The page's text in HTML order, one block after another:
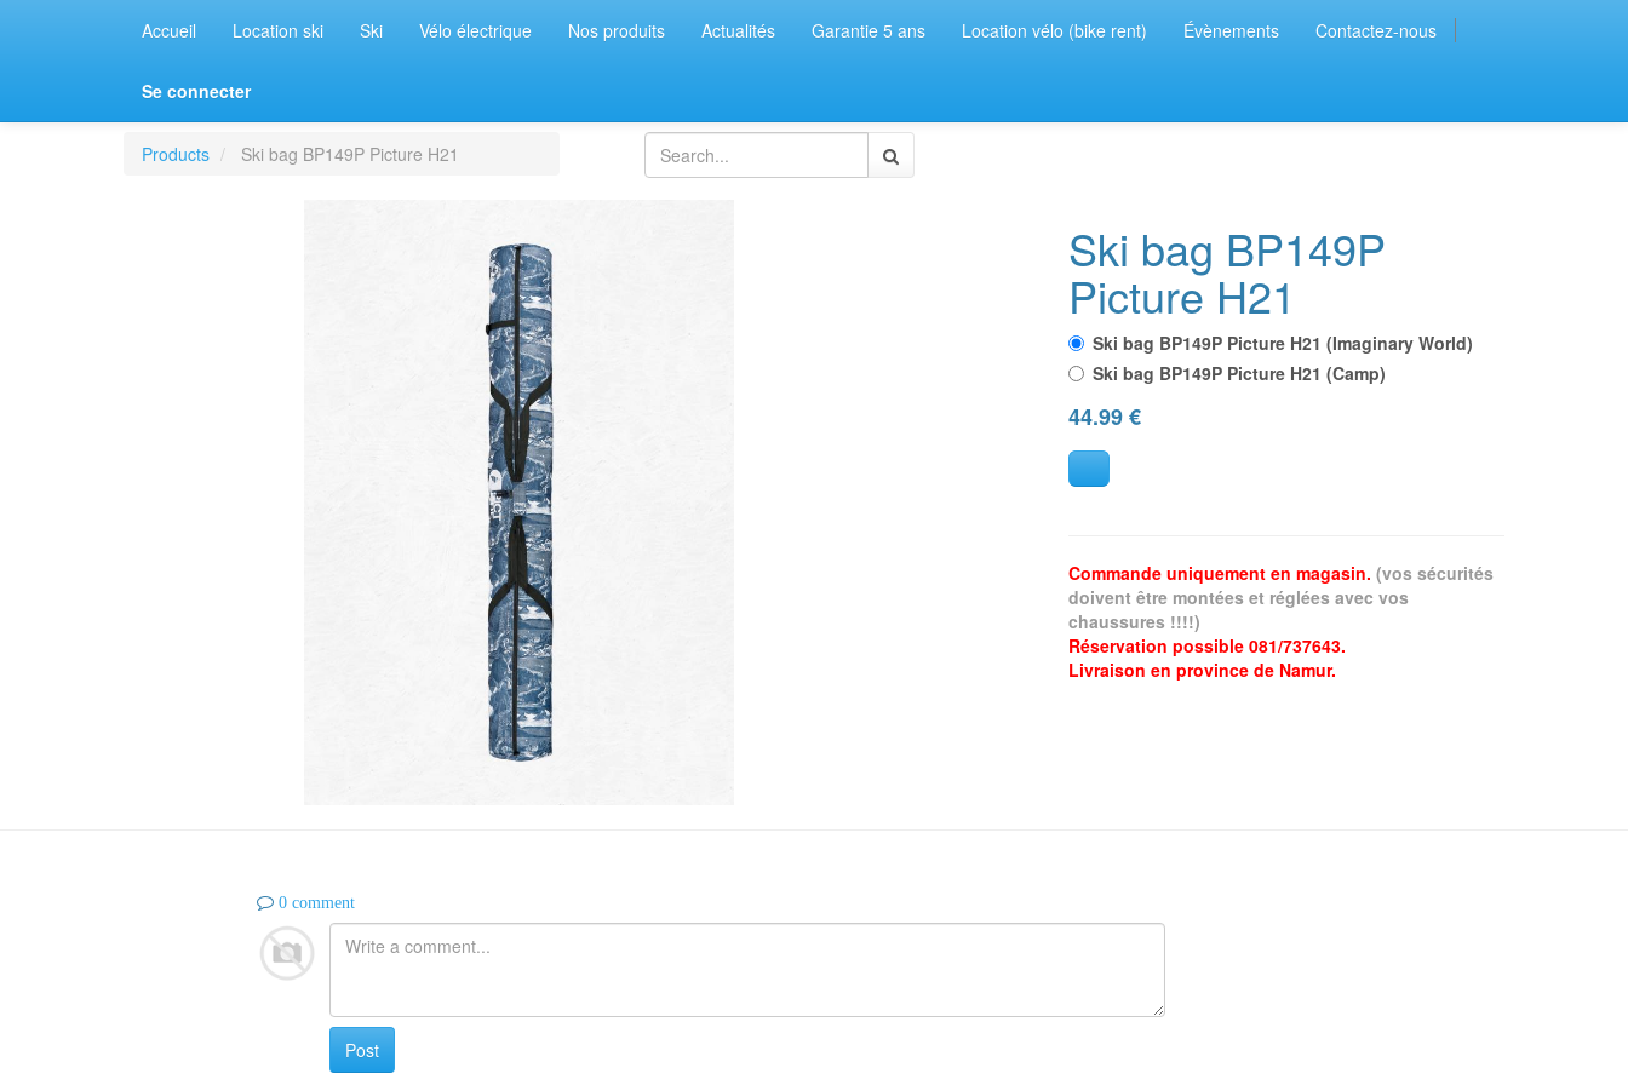
Accueil Location ski Ski Vélo électrique Nos produits Actualités Garantie 5 ans Location vélo (bike rent) Évènements Contactez-nous
Se connecter
Products Ski bag BP149P Picture H21
Ski bag BP149P
Picture H21
Ski bag BP149P Picture H21 (Imaginary World)
Ski bag BP149P Picture H21 (Camp)
44.99€
Commande uniquement en magasin. (vos sécurités
doivent être montées et réglées avec vos
chaussures !!!!)
Réservation possible 081/737643.
Livraison en province de Namur.
0 comment
Post